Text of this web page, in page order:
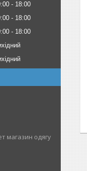
18:00
18:00
18:00
магазин одягу